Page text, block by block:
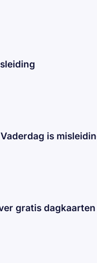
is
gratis dagkaarten